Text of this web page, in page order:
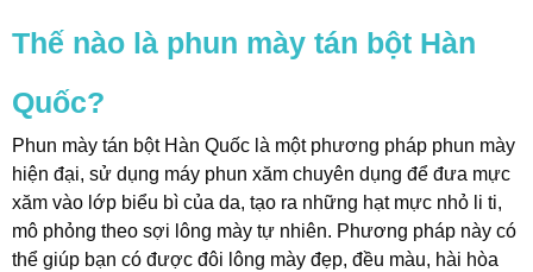
Thế nào là phun mày tán bột Hàn
Quốc?
Phun mày tán bột Hàn Quốc là một phương pháp phun mày
hiện đại, sử dụng máy phun xăm chuyên dụng để đưa mực
xăm vào lớp biểu bì của da, tạo ra những hạt mực nhỏ li ti,
mô phỏng theo sợi lông mày tự nhiên. Phương pháp này có
thể giúp bạn có được đôi lông mày đẹp, đều màu, hài hòa